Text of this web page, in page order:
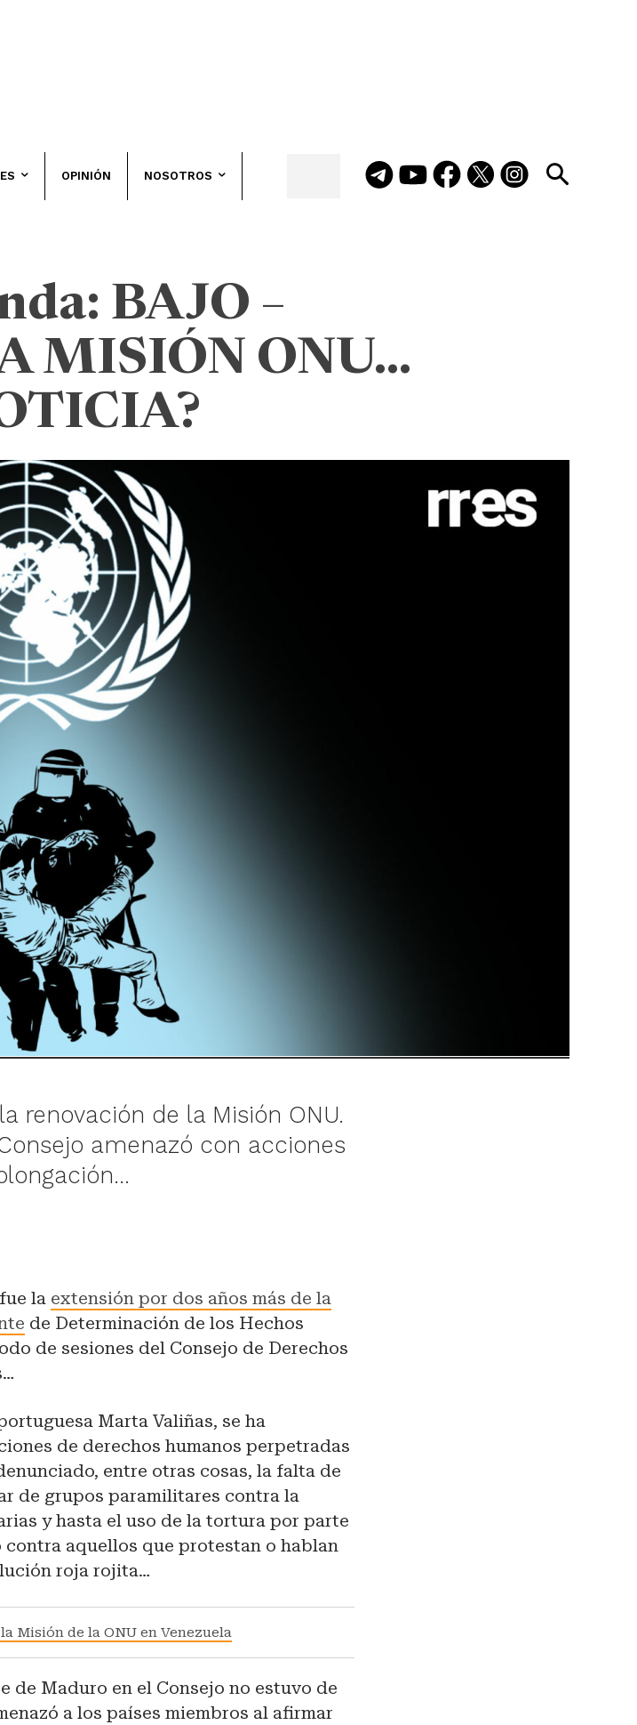
OPINIÓN NOSOTROS
BAJO –
MISIÓN ONU…
renovación de la Misión ONU.
amenazó con acciones
la extensión por dos años más de la
de Determinación de los Hechos
de sesiones del Consejo de Derechos
Marta Valiñas, se ha
de derechos humanos perpetradas
entre otras cosas, la falta de
de grupos paramilitares contra la
y hasta el uso de la tortura por parte
aquellos que protestan o hablan
roja rojita…
Misión de la ONU en Venezuela
de Maduro en el Consejo no estuvo de
a los países miembros al afirmar